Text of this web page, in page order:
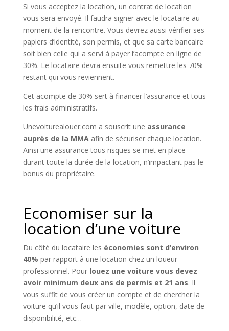
Si vous acceptez la location, un contrat de location
vous sera envoyé. Il faudra signer avec le locataire au
moment de la rencontre. Vous devrez aussi vérifier ses
papiers d’identité, son permis, et que sa carte bancaire
soit bien celle qui a servi à payer l’acompte en ligne de
30%. Le locataire devra ensuite vous remettre les 70%
restant qui vous reviennent.
Cet acompte de 30% sert à financer l’assurance et tous
les frais administratifs.
Unevoiturealouer.com a souscrit une assurance
auprès de la MMA afin de sécuriser chaque location.
Ainsi une assurance tous risques se met en place
durant toute la durée de la location, n’impactant pas le
bonus du propriétaire.
Economiser sur la
location d’une voiture
Du côté du locataire les économies sont d’environ
40% par rapport à une location chez un loueur
professionnel. Pour louez une voiture vous devez
avoir minimum deux ans de permis et 21 ans. Il
vous suffit de vous créer un compte et de chercher la
voiture qu’il vous faut par ville, modèle, option, date de
disponibilité, etc…